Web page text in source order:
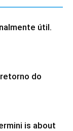
útil.
do
is about